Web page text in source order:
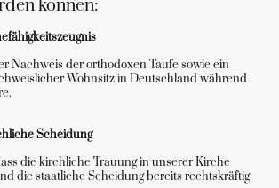
können:
Nachweis der orthodoxen Taufe sowie ein
Wohnsitz in Deutschland während
Scheidung
die kirchliche Trauung in unserer Kirche
die staatliche Scheidung bereits rechtskräftig